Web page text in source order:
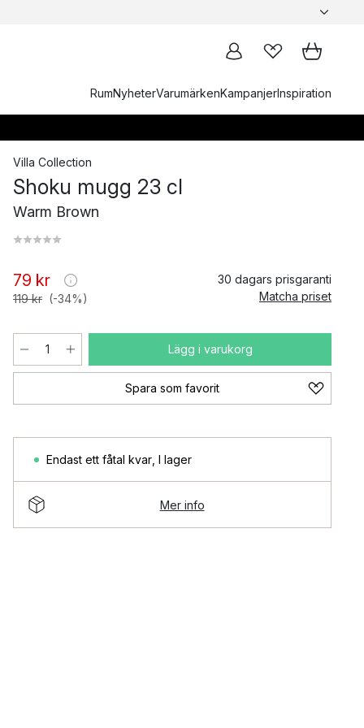
RumNyheterVarumärkenKampanjerInspiration
Villa Collection
Shoku mugg 23 cl
Warm Brown
79 kr
119 kr (-34%)
30 dagars prisgaranti
Matcha priset
Lägg i varukorg
Spara som favorit
Endast ett fåtal kvar I lager
Mer info